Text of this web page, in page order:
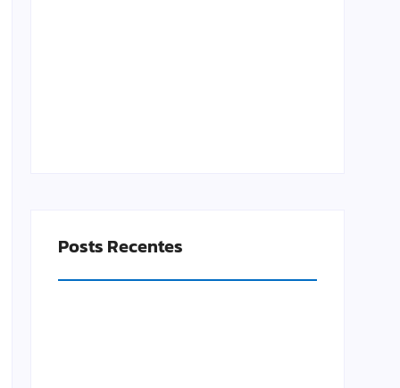
Posts Recentes